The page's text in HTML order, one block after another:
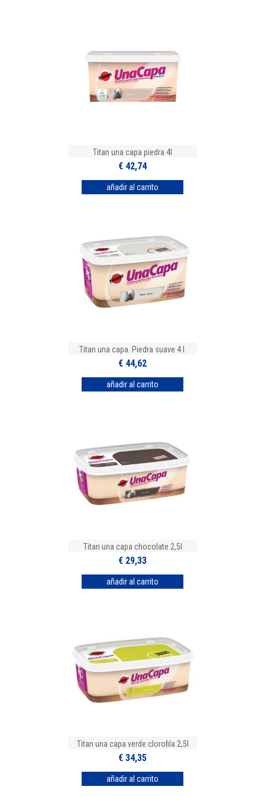
Titan una capa piedra 4l
€ 42,74
Titan una capa. Piedra suave 4 l.
€ 44,62
Titan una capa chocolate 2,5l
€ 29,33
Titan una capa verde clorofila 2,5l
€ 34,35